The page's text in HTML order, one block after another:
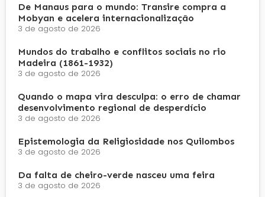
De Manaus para o mundo: Transire compra a
Mobyan e acelera internacionalização
3 de agosto de 2026
Mundos do trabalho e conflitos sociais no rio
Madeira (1861-1932)
3 de agosto de 2026
Quando o mapa vira desculpa: o erro de chamar
desenvolvimento regional de desperdício
3 de agosto de 2026
Epistemologia da Religiosidade nos Quilombos
3 de agosto de 2026
Da falta de cheiro-verde nasceu uma feira
3 de agosto de 2026